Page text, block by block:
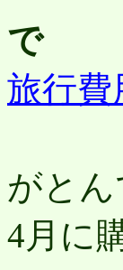
で
旅行費
がと
4月に